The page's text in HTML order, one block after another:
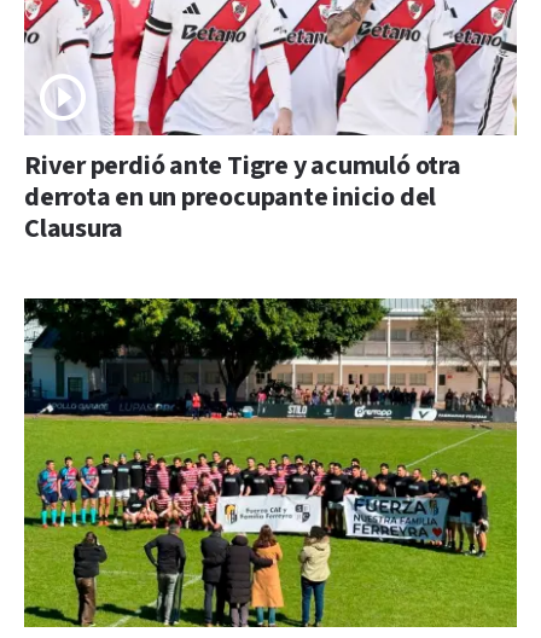
River perdió ante Tigre y acumuló otra
derrota en un preocupante inicio del
Clausura